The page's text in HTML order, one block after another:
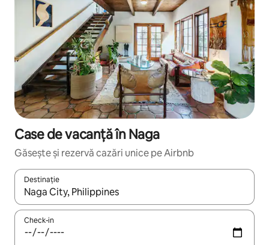
Case de vacanță în Naga
Găsește și rezervă cazări unice pe Airbnb
Destinație
Când se încarcă rezultatele, navighează folosind tastele
Check-in